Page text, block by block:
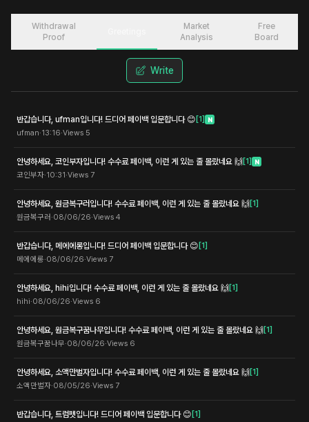
Withdrawal
Proof
Market
Analysis
Free
Board
Write
반갑습니다, ufman입니다! 드디어 페이백 입문합니다 😊 [1] N
ufman·13:16·Views 5
안녕하세요, 코인부자입니다! 수수료 페이백, 이런 게 있는 줄 몰랐네요 🙌 [1] N
코인부자·10:31·Views 7
안녕하세요, 원금복구러입니다! 수수료 페이백, 이런 게 있는 줄 몰랐네요 🙌 [1]
원금복구러·08/06/26·Views 4
반갑습니다, 메에에롱입니다! 드디어 페이백 입문합니다 😊 [1]
메에에롱·08/06/26·Views 7
안녕하세요, hihi입니다! 수수료 페이백, 이런 게 있는 줄 몰랐네요 🙌 [1]
hihi·08/06/26·Views 6
안녕하세요, 원금복구꿈나무입니다! 수수료 페이백, 이런 게 있는 줄 몰랐네요 🙌 [1]
원금복구꿈나무·08/06/26·Views 6
안녕하세요, 소액만벌자입니다! 수수료 페이백, 이런 게 있는 줄 몰랐네요 🙌 [1]
소액만벌자·08/05/26·Views 7
반갑습니다, 트럼펫입니다! 드디어 페이백 입문합니다 😊 [1]